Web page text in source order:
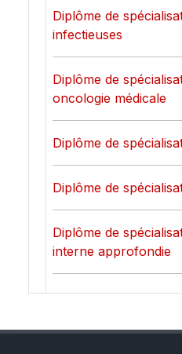
Diplôme de
infectieuses
Diplôme de
oncologie médicale
Diplôme de
Diplôme de
Diplôme de
interne approfondie